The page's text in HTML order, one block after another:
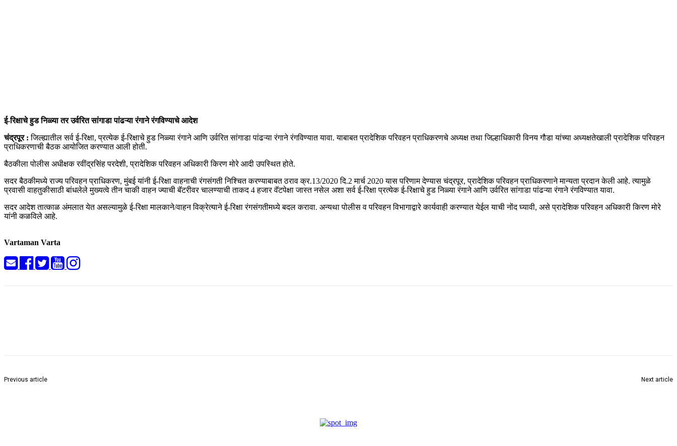
ई-रिक्षाचे हुड निळ्या तर उर्वरित सांगाडा पांढऱ्या रंगाने रंगविण्याचे आदेश
चंद्रपूर : जिल्ह्यातील सर्व ई-रिक्षा, प्रत्येक ई-रिक्षाचे हुड निळ्या रंगाने आणि उर्वरित सांगाडा पांढऱ्या रंगाने रंगविण्यात यावा. याबाबत प्रादेशिक परिवहन प्राधिकरणचे अध्यक्ष तथा जिल्हाधिकारी विनय गौडा यांच्या अध्यक्षतेखाली प्रादेशिक परिवहन
प्राधिकरणाची बैठक आयोजित करण्यात आली होती.
बैठकीला पोलीस अधीक्षक रवींद्रसिंह परदेशी, प्रादेशिक परिवहन अधिकारी किरण मोरे आदी उपस्थित होते.
सदर बैठकीमध्ये राज्य परिवहन प्राधिकरण, मुंबई यांनी ई-रिक्षा वाहनाची रंगसंगती निश्चित करण्याबाबत ठराव क्र.13/2020 दि.2 मार्च 2020 यास परिणाम देण्यास चंद्रपूर, प्रादेशिक परिवहन प्राधिकरणाने मान्यता प्रदान केली आहे. त्यामुळे
प्रवासी वाहतुकीसाठी बांधलेले मुख्यत्वे तीन चाकी वाहन ज्याची बॅटरीवर चालण्याची ताकद 4 हजार वॅटपेक्षा जास्त नसेल अशा सर्व ई-रिक्षा प्रत्येक ई-रिक्षाचे हुड निळ्या रंगाने आणि उर्वरित सांगाडा पांढऱ्या रंगाने रंगविण्यात यावा.
सदर आदेश तात्काळ अंमलात येत असल्यामुळे ई-रिक्षा मालकाने/वाहन विक्रेत्याने ई-रिक्षा रंगसंगतीमध्ये बदल करावा. अन्यथा पोलीस व परिवहन विभागाद्वारे कार्यवाही करण्यात येईल याची नोंद घ्यावी, असे प्रादेशिक परिवहन अधिकारी किरण मोरे
यांनी कळविले आहे.
Vartaman Varta
Previous article Next article